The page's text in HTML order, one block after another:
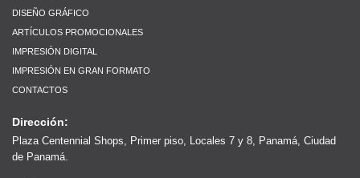
DISEÑO GRÁFICO
ARTÍCULOS PROMOCIONALES
IMPRESIÓN DIGITAL
IMPRESIÓN EN GRAN FORMATO
CONTACTOS
Dirección:
Plaza Centennial Shops, Primer piso, Locales 7 y 8, Panamá, Ciudad
de Panamá.